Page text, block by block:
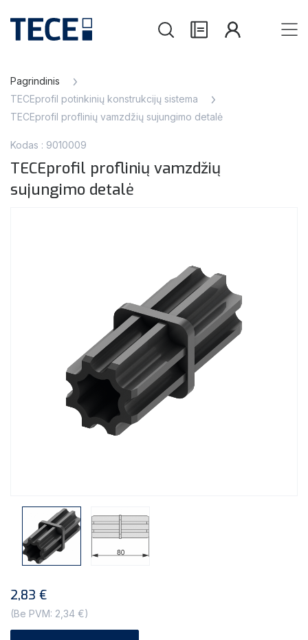
Pagrindinis
TECEprofil potinkinių konstrukcijų sistema
TECEprofil proflinių vamzdžių sujungimo detalė
Kodas : 9010009
TECEprofil proflinių vamzdžių
sujungimo detalė
2,83 €
(Be PVM: 2,34 €)